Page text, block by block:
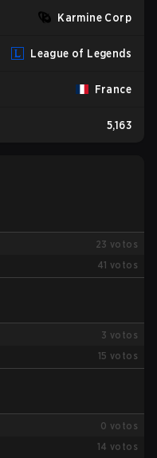
Karmine Corp
League of Legends
France
5,163
23 votos
41 votos
3 votos
15 votos
0 votos
14 votos